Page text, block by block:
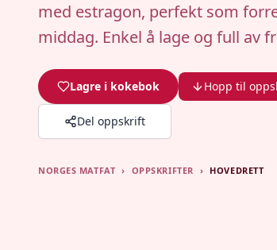
med estragon, perfekt som
middag. Enkel å lage og full av
Lagre i kokebok Hopp til
Del oppskrift
NORGES MATFAT › OPPSKRIFTER › HOVEDRETT